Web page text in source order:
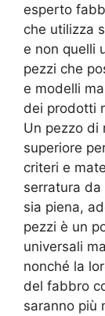
esperto
che utilizza
e non quelli
pezzi che
e modelli
dei prodotti
Un pezzo di
superiore
criteri e
serratura
sia piena,
pezzi è un
universali
nonché la
del fabbro
saranno più